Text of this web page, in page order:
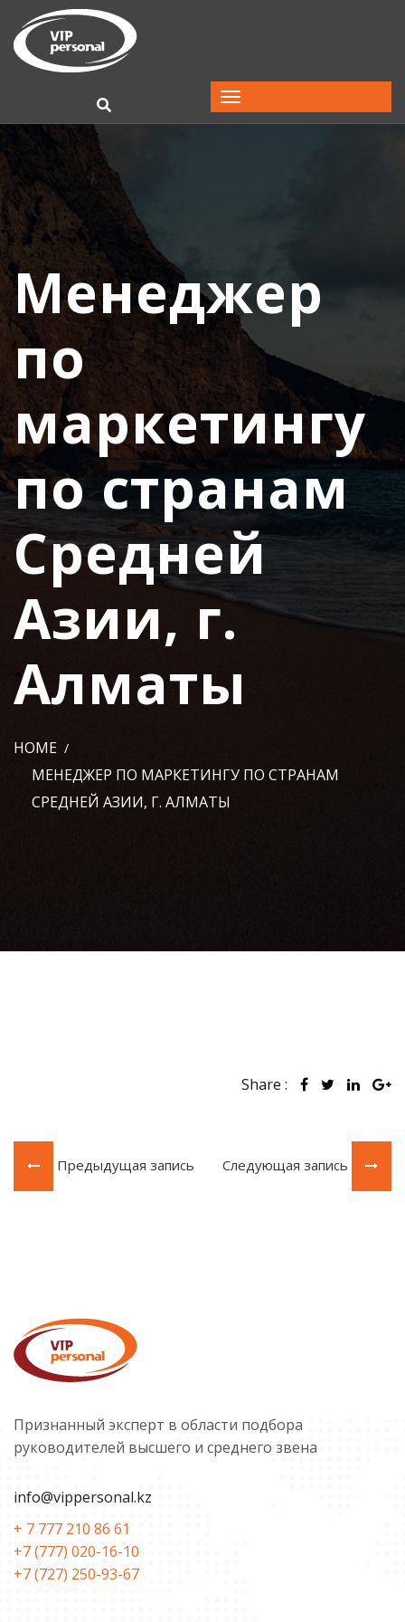
Менеджер
по
маркетингу
по странам
Средней
Азии, г.
Алматы
HOME
МЕНЕДЖЕР ПО МАРКЕТИНГУ ПО СТРАНАМ
СРЕДНЕЙ АЗИИ, Г. АЛМАТЫ
Share :
Предыдущая запись Следующая запись
Признанный эксперт в области подбора
руководителей высшего и среднего звена
info@vippersonal.kz
+ 7 777 210 86 61
+7 (777) 020-16-10
+7 (727) 250-93-67